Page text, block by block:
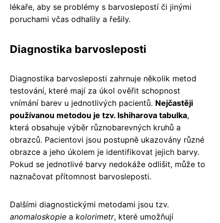
lékaře, aby se problémy s barvoslepostí či jinými
poruchami včas odhalily a řešily.
Diagnostika barvosleposti
Diagnostika barvosleposti zahrnuje několik metod
testování, které mají za úkol ověřit schopnost
vnímání barev u jednotlivých pacientů. Nejčastěji
používanou metodou je tzv. Ishiharova tabulka,
která obsahuje výběr různobarevných kruhů a
obrazců. Pacientovi jsou postupně ukazovány různé
obrazce a jeho úkolem je identifikovat jejich barvy.
Pokud se jednotlivé barvy nedokáže odlišit, může to
naznačovat přítomnost barvosleposti.
Dalšími diagnostickými metodami jsou tzv.
anomaloskopie a kolorimetr, které umožňují